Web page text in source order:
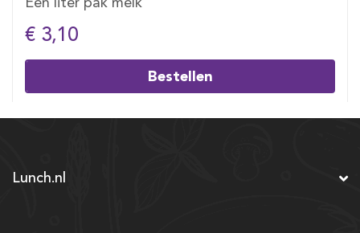
Een liter pak melk
€ 3,10
Bestellen
Lunch.nl